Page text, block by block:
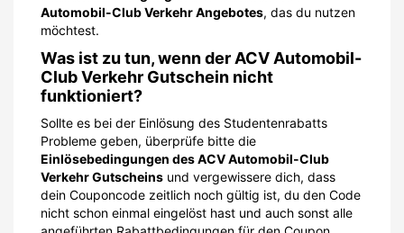
Automobil-Club Verkehr Angebotes, das du nutzen
möchtest.
Was ist zu tun, wenn der ACV Automobil-
Club Verkehr Gutschein nicht
funktioniert?
Sollte es bei der Einlösung des Studentenrabatts
Probleme geben, überprüfe bitte die
Einlösebedingungen des ACV Automobil-Club
Verkehr Gutscheins und vergewissere dich, dass
dein Couponcode zeitlich noch gültig ist, du den Code
nicht schon einmal eingelöst hast und auch sonst alle